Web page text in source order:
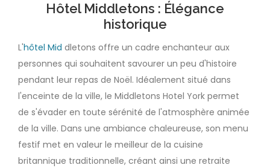
Hôtel Middletons : Élégance
historique
L'hôtel Mid dletons offre un cadre enchanteur aux
personnes qui souhaitent savourer un peu d'histoire
pendant leur repas de Noël. Idéalement situé dans
l'enceinte de la ville, le Middletons Hotel York permet
de s'évader en toute sérénité de l'atmosphère animée
de la ville. Dans une ambiance chaleureuse, son menu
festif met en valeur le meilleur de la cuisine
britannique traditionnelle, créant ainsi une retraite